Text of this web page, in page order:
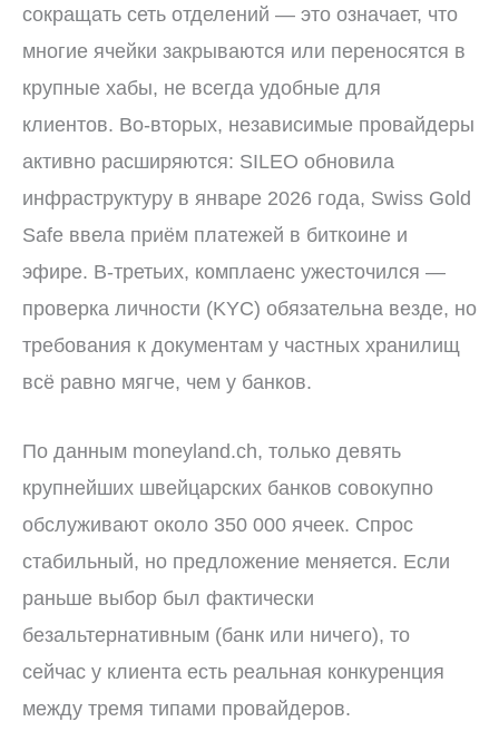
сокращать сеть отделений — это означает, что
многие ячейки закрываются или переносятся в
крупные хабы, не всегда удобные для
клиентов. Во-вторых, независимые провайдеры
активно расширяются: SILEO обновила
инфраструктуру в январе 2026 года, Swiss Gold
Safe ввела приём платежей в биткоине и
эфире. В-третьих, комплаенс ужесточился —
проверка личности (KYC) обязательна везде, но
требования к документам у частных хранилищ
всё равно мягче, чем у банков.
По данным moneyland.ch, только девять
крупнейших швейцарских банков совокупно
обслуживают около 350 000 ячеек. Спрос
стабильный, но предложение меняется. Если
раньше выбор был фактически
безальтернативным (банк или ничего), то
сейчас у клиента есть реальная конкуренция
между тремя типами провайдеров.